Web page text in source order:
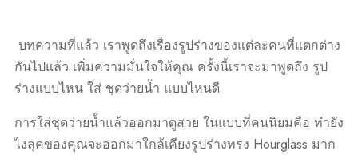
บทความที่แล้ว เราพูดถึงเรื่องรูปร่างของแต่ละคนที่แตกต่าง
กันไปแล้ว เพิ่มความมั่นใจให้คุณ ครั้งนี้เราจะมาพูดถึง รูป
ร่างแบบไหน ใส่ ชุดว่ายน้ำ แบบไหนดี
การใส่ชุดว่ายน้ำแล้วออกมาดูสวย ในแบบที่คนนิยมคือ ทำยัง
ไงลุคของคุณจะออกมาใกล้เคียงรูปร่างทรง Hourglass มาก